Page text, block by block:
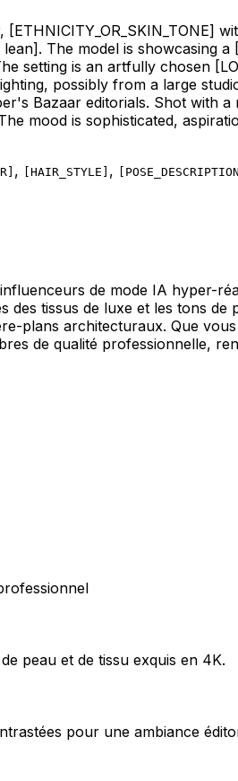
[ETHNICITY_OR_SKIN_TONE]
lean]. The model is showcasing a
setting is an artfully chosen
possibly from a large
Bazaar editorials. Shot with a
mood is sophisticated,
, HAIR_STYLE , POSE_DESCRIPTION
de mode IA hyper-
tissus de luxe et les tons
plans architecturaux. Que
de qualité professionnelle,
peau et de tissu exquis en 4K.
pour une ambiance